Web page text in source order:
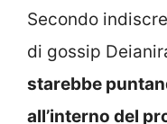
Secondo
di gossip
starebbe
all’interno del